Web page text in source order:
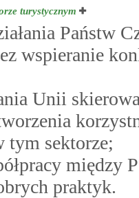
turystycznym
Państw
wspieranie
Unii
tym sektorze;
między
praktyk.